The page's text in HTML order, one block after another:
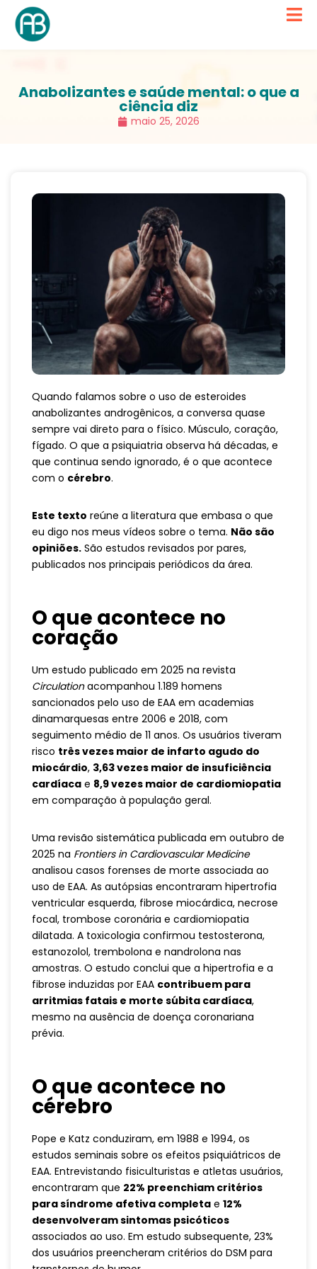
Anabolizantes e saúde mental: o que a
ciência diz
maio 25, 2026
Quando falamos sobre o uso de esteroides
anabolizantes androgênicos, a conversa quase
sempre vai direto para o físico. Músculo, coração,
fígado. O que a psiquiatria observa há décadas, e
que continua sendo ignorado, é o que acontece
com o cérebro.
Este texto reúne a literatura que embasa o que
eu digo nos meus vídeos sobre o tema. Não são
opiniões. São estudos revisados por pares,
publicados nos principais periódicos da área.
O que acontece no
coração
Um estudo publicado em 2025 na revista
Circulationacompanhou 1.189 homens
sancionados pelo uso de EAA em academias
dinamarquesas entre 2006 e 2018, com
seguimento médio de 11 anos. Os usuários tiveram
risco três vezes maior de infarto agudo do
miocárdio, 3,63 vezes maior de insuficiência
cardíaca e 8,9 vezes maior de cardiomiopatia
em comparação à população geral.
Uma revisão sistemática publicada em outubro de
2025 na Frontiers in Cardiovascular Medicine
analisou casos forenses de morte associada ao
uso de EAA. As autópsias encontraram hipertrofia
ventricular esquerda, fibrose miocárdica, necrose
focal, trombose coronária e cardiomiopatia
dilatada. A toxicologia confirmou testosterona,
estanozolol, trembolona e nandrolona nas
amostras. O estudo conclui que a hipertrofia e a
fibrose induzidas por EAA contribuem para
arritmias fatais e morte súbita cardíaca,
mesmo na ausência de doença coronariana
prévia.
O que acontece no
cérebro
Pope e Katz conduziram, em 1988 e 1994, os
estudos seminais sobre os efeitos psiquiátricos de
EAA. Entrevistando fisiculturistas e atletas usuários,
encontraram que 22% preenchiam critérios
para síndrome afetiva completa e 12%
desenvolveram sintomas psicóticos
associados ao uso. Em estudo subsequente, 23%
dos usuários preencheram critérios do DSM para